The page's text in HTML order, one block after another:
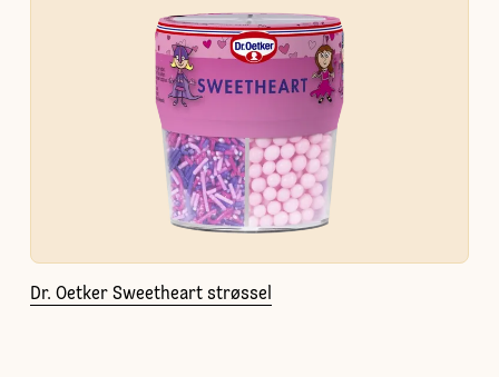
Dr. Oetker Sweetheart strøssel